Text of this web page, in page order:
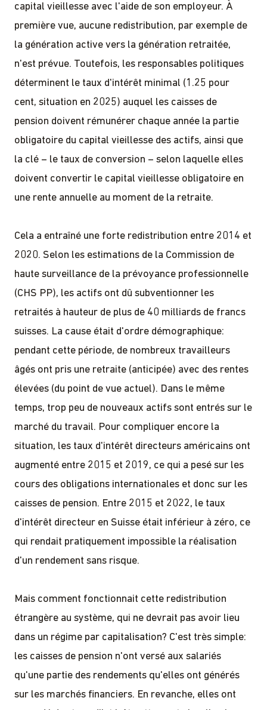
capital vieillesse avec l'aide de son employeur. À
première vue, aucune redistribution, par exemple de
la génération active vers la génération retraitée,
n'est prévue. Toutefois, les responsables politiques
déterminent le taux d'intérêt minimal (1.25 pour
cent, situation en 2025) auquel les caisses de
pension doivent rémunérer chaque année la partie
obligatoire du capital vieillesse des actifs, ainsi que
la clé – le taux de conversion – selon laquelle elles
doivent convertir le capital vieillesse obligatoire en
une rente annuelle au moment de la retraite.
Cela a entraîné une forte redistribution entre 2014 et
2020. Selon les estimations de la Commission de
haute surveillance de la prévoyance professionnelle
(CHS PP), les actifs ont dû subventionner les
retraités à hauteur de plus de 40 milliards de francs
suisses. La cause était d'ordre démographique:
pendant cette période, de nombreux travailleurs
âgés ont pris une retraite (anticipée) avec des rentes
élevées (du point de vue actuel). Dans le même
temps, trop peu de nouveaux actifs sont entrés sur le
marché du travail. Pour compliquer encore la
situation, les taux d'intérêt directeurs américains ont
augmenté entre 2015 et 2019, ce qui a pesé sur les
cours des obligations internationales et donc sur les
caisses de pension. Entre 2015 et 2022, le taux
d'intérêt directeur en Suisse était inférieur à zéro, ce
qui rendait pratiquement impossible la réalisation
d'un rendement sans risque.
Mais comment fonctionnait cette redistribution
étrangère au système, qui ne devrait pas avoir lieu
dans un régime par capitalisation? C'est très simple:
les caisses de pension n'ont versé aux salariés
qu'une partie des rendements qu'elles ont générés
sur les marchés financiers. En revanche, elles ont